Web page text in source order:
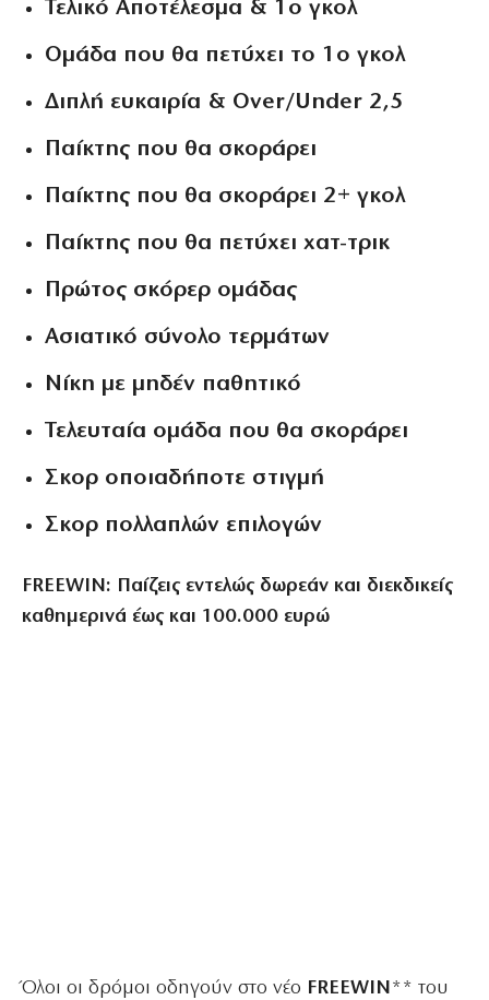
Τελικό Αποτέλεσμα & 1ο γκολ
Ομάδα που θα πετύχει το 1ο γκολ
Διπλή ευκαιρία & Over/Under 2,5
Παίκτης που θα σκοράρει
Παίκτης που θα σκοράρει 2+ γκολ
Παίκτης που θα πετύχει χατ-τρικ
Πρώτος σκόρερ ομάδας
Ασιατικό σύνολο τερμάτων
Nίκη με μηδέν παθητικό
Τελευταία ομάδα που θα σκοράρει
Σκορ οποιαδήποτε στιγμή
Σκορ πολλαπλών επιλογών
FREEWIN: Παίζεις εντελώς δωρεάν και διεκδικείς
καθημερινά έως και 100.000 ευρώ
Όλοι οι δρόμοι οδηγούν στο νέο FREEWIN** του